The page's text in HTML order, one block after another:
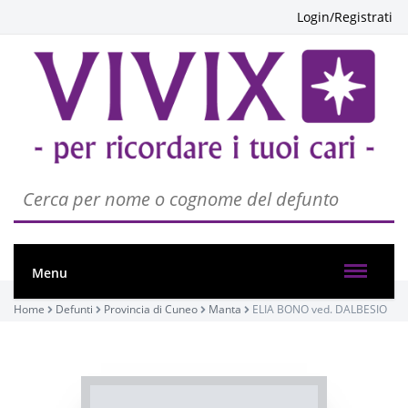
Login/Registrati
Menu
Home Defunti Provincia di Cuneo Manta ELIA BONO ved. DALBESIO
02/07/2022 09:00